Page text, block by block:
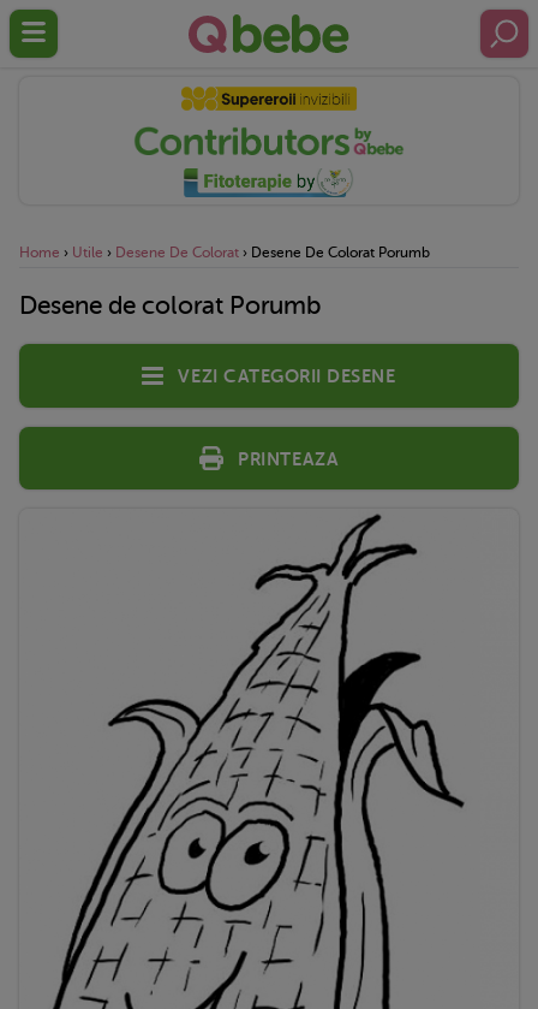
Home › Utile › Desene De Colorat › Desene De Colorat Porumb
Desene de colorat Porumb
Vezi categorii desene
Printeaza